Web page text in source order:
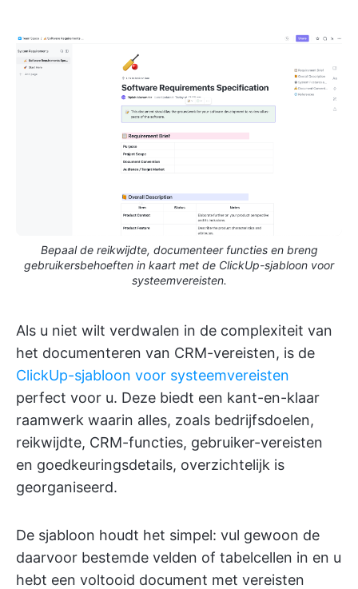
Bepaal de reikwijdte, documenteer functies en breng
gebruikersbehoeften in kaart met de ClickUp-sjabloon voor
systeemvereisten.
Als u niet wilt verdwalen in de complexiteit van
het documenteren van CRM-vereisten, is de
ClickUp-sjabloon voor systeemvereisten
perfect voor u. Deze biedt een kant-en-klaar
raamwerk waarin alles, zoals bedrijfsdoelen,
reikwijdte, CRM-functies, gebruiker-vereisten
en goedkeuringsdetails, overzichtelijk is
georganiseerd.
De sjabloon houdt het simpel: vul gewoon de
daarvoor bestemde velden of tabelcellen in en u
hebt een voltooid document met vereisten